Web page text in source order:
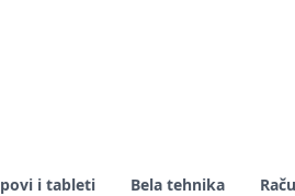
i tableti Bela tehnika